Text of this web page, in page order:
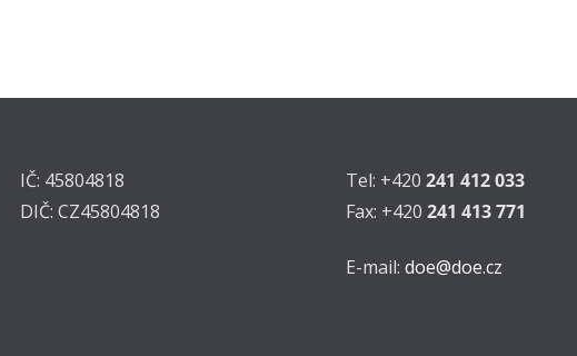
IČ: 45804818
DIČ: CZ45804818
Tel: +420 241 412 033
Fax: +420 241 413 771
E-mail: doe@doe.cz